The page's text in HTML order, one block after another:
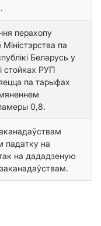
перахопу
па
Беларусь у
стойках РУП
па тарыфах
0,8.
падатку на
на дададзеную